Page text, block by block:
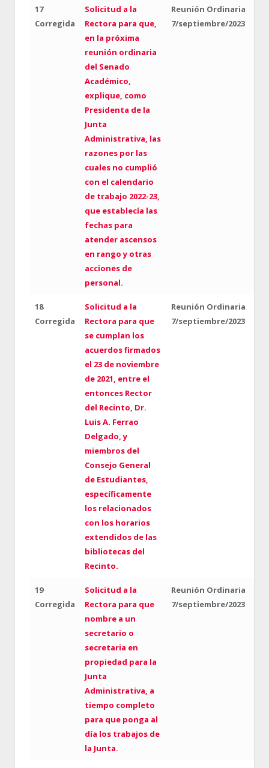
17
Corregida
Solicitud a la
Rectora para que,
en la próxima
reunión ordinaria
del Senado
Académico,
explique, como
Presidenta de la
Junta
Administrativa, las
razones por las
cuales no cumplió
con el calendario
de trabajo 2022-23,
que establecía las
fechas para
atender ascensos
en rango y otras
acciones de
personal.
Reunión Ordinaria
7/septiembre/2023
18
Corregida
Solicitud a la
Rectora para que
se cumplan los
acuerdos firmados
el 23 de noviembre
de 2021, entre el
entonces Rector
del Recinto, Dr.
Luis A. Ferrao
Delgado, y
miembros del
Consejo General
de Estudiantes,
específicamente
los relacionados
con los horarios
extendidos de las
bibliotecas del
Recinto.
Reunión Ordinaria
7/septiembre/2023
19
Corregida
Solicitud a la
Rectora para que
nombre a un
secretario o
secretaria en
propiedad para la
Junta
Administrativa, a
tiempo completo
para que ponga al
día los trabajos de
la Junta.
Reunión Ordinaria
7/septiembre/2023